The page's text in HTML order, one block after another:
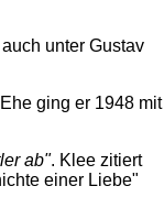
unter Gustav
ging er 1948 mit
ab". Klee zitiert
einer Liebe"